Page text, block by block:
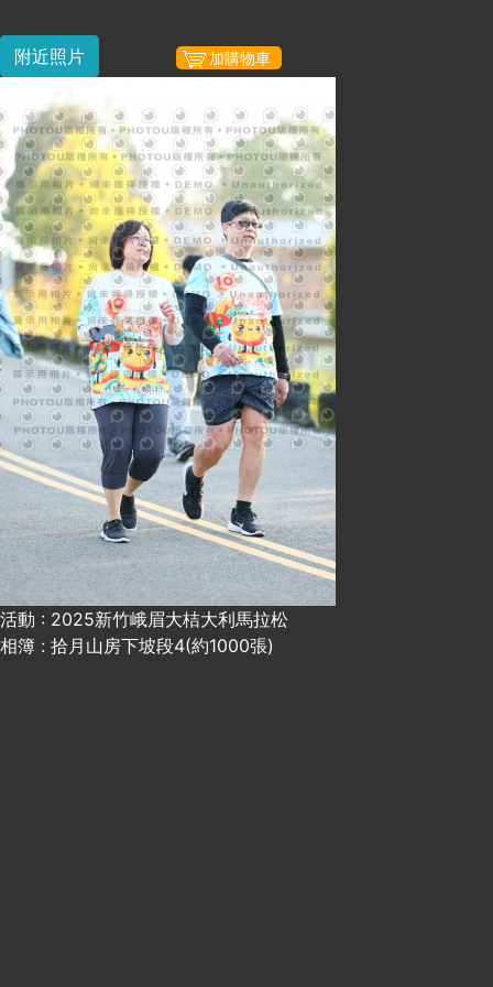
附近照片 加購物車
活動 : 2025新竹峨眉大桔大利馬拉松
相簿 : 拾月山房下坡段4(約1000張)